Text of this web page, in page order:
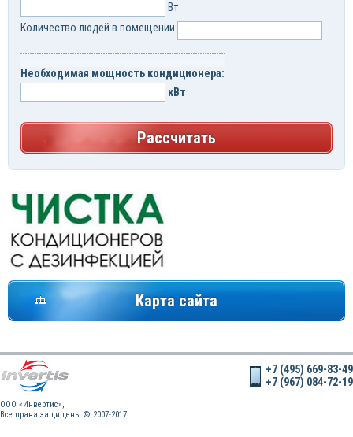
Вт
Количество людей в помещении:
Необходимая мощность кондиционера:
кВт
Рассчитать
Карта сайта
OOO «Инвертис»,
Все права защищены © 2007-2017.
+7 (495) 669-83-49
+7 (967) 084-72-19